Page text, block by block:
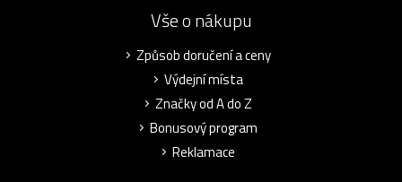
Vše o nákupu
Způsob doručení a ceny
Výdejní místa
Značky od A do Z
Bonusový program
Reklamace